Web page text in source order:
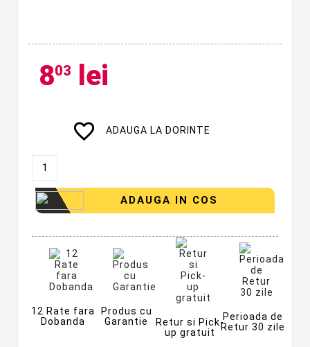
803 lei
favorite_border ADAUGA LA DORINTE
ADAUGA IN COS
12 Rate fara
Dobanda
Produs cu
Garantie
Retur si Pick-
up gratuit
Perioada de
Retur 30 zile